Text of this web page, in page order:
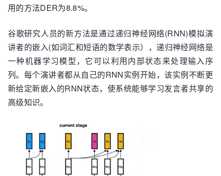
用的方法DER为8.8%。
谷歌研究人员的新方法是通过递归神经网络(RNN)模拟演
讲者的嵌入(如词汇和短语的数学表示），递归神经网络是
一种机器学习模型，它可以利用内部状态来处理输入序
列。每个演讲者都从自己的RNN实例开始，该实例不断更
新给定新嵌入的RNN状态，使系统能够学习发言者共享的
高级知识。